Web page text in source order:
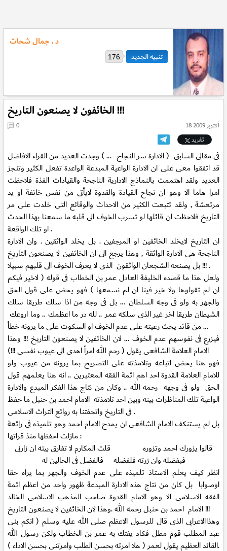
د . جمال شحات
176
الخائفون لا يصنعون التاريخ !!!
18 أكتوبر 2009
0
تغريد
فى مقالى السابق ( الادارة سر النجاح ... ) وجدت العديد من القراء الافاضل
قد اتفقوا معى على ان الادارة الواعية المبدعة الواعدة تفعل الكثير وتنجز
العديد ولقد اهتممت بالنماذج الادارية الناجحة والقيادات الفذة فلاحظت
امرا هاما الا وهو ان نجاح القيادة والقدوة لايأتى من نفس خائفة او يد
مرتعشة , ولقد تتبعت الكثير من الاحداث والوقائع التى خلدت على مر
التاريخ فلاحظت ان قائلها لو تسرب الخوف الى قلبه ما سمعنا بهذا الحدث
او تلك الواقعة .
ان التاريخ لايخلد الخائفين او المرجفين . بل يخلد الواثقين . وان الادارة
الناجحة هى الادارة الواثقة , وهذا يرجع الى ان الخائفين لا يصنعون التاريخ
!!! بل يصنعه الشجعان الواثقون الذى لا يعرف الخوف الى قلبهم سبيلا .
ولعل هذا ما قصده الخليفة العادل عمر بن الخطاب فى قوله ( لاخير فيكم
ان لم تقولوها ولا خير فينا ان لم نسمعها ) فهو يحض على قول الحق
والجهر به ولو فى وجه السلطان ... بل فى وجه من اذا سلك طريقا سلك
الشيطان طريقا اخر غير الذى سلكه عمر .. لله در ما اعظمك .. وما اروعك
من قائد يحث رعيته على عدم الخوف او السكوت على ما يرونه خطأ ...
فيزرع فى نفوسهم عدم الخوف ... لان الخائفين لا يصنعون التاريخ !!! وهذا
الامام العلامة الشافعى يقول ( رحم الله امرأ اهدى الى عيوب نفسى !!!)
فهو هنا يحض اتباعه وتلامذته على التصريح بما يرونه من عيوب ولو
للامام العلامة القدوة احد اهم ائمة الفقه المعتبرين .. انه هنا يعلمهم قول
الحق ولو فى وجهه رحمه الله .. وكان من نتاج هذا الفكر المبدع والادارة
الواعية تلك المناظرات بينه وبين احد تلامذته الامام احمد بن حنبل ما حفظ
فى التاريخ واتحفتنا به روائع التراث الاسلامى .
بل لم يستنكف الامام الشافعى ان يمدح الامام احمد وهو تلميذه فى رائعة
مازلت احفظها منذ قراتها :
قالوا يزورك احمد وتزوره قلت المكارم لا تفارق بيته ان زارنى
فبفضله وان زرته فلفضله فالفضل فى الحالين له
انظر كيف يعلم الاستاذ تلميذه على عدم الخوف والجهر بما يراه حقا
اوصوابا بل كان من نتاج هذه الادارة المبدعة ظهور واحد من اعظم ائمة
الفقه الاسلامى الا وهو الامام القدوة صاحب المذهب الاسلامى الخالد
الامام احمد بن حنبل رحمه الله .وهذا لان الخائفين لا يصنعون التاريخ !!!
وهذاالاعرابى الذى قال للرسول الاعظم صلى الله عليه وسلم ( انكم بنى
عبد المطلب قوم مطل فكاد يفتك به عمر بن الخطاب ولكن رسول الله
القائد العظيم يقول لعمر ( هلا امرته بحسن الطلب وامرتنى بحسن الاداء ).